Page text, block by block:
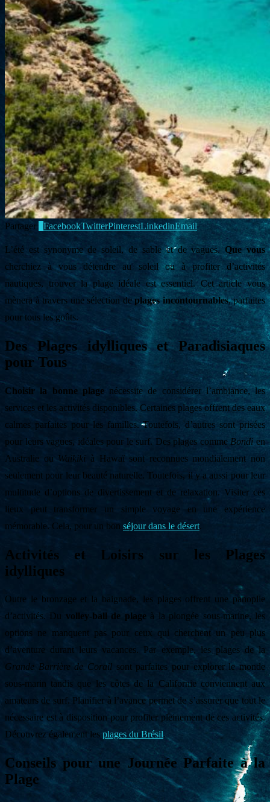
Partager FacebookTwitterPinterestLinkedinEmail
L’été est synonyme de soleil, de sable et de vagues. Que vous
cherchiez à vous détendre au soleil ou à profiter d’activités
nautiques, trouver la plage idéale est essentiel. Cet article vous
mènera à travers une sélection de plages incontournables, parfaites
pour tous les goûts.
Des Plages idylliques et Paradisiaques
pour Tous
Choisir la bonne plagenécessite de considérer l’ambiance, les
services et les activités disponibles. Certaines plages offrent des eaux
calmes parfaites pour les familles. Toutefois, d’autres sont prisées
pour leurs vagues, idéales pour le surf. Des plages comme Bondi en
Australie ou Waikiki à Hawaï sont reconnues mondialement non
seulement pour leur beauté naturelle. Toutefois, il y a aussi pour leur
multitude d’options de divertissement et de relaxation. Visiter ces
lieux peut transformer un simple voyage en une expérience
mémorable. Cela, pour un bon séjour dans le désert.
Activités et Loisirs sur les Plages
idylliques
Outre le bronzage et la baignade, les plages offrent une panoplie
d’activités. Du volley-ball de plage à la plongée sous-marine, les
options ne manquent pas pour ceux qui cherchent un peu plus
d’aventure durant leurs vacances. Par exemple, les plages de la
Grande Barrière de Corail sont parfaites pour explorer le monde
sous-marin tandis que les côtes de la Californie conviennent aux
amateurs de surf. Planifier à l’avance permet de s’assurer que tout le
nécessaire est à disposition pour profiter pleinement de ces activités.
Découvrez également les plages du Brésil.
Conseils pour une Journée Parfaite à la
Plage